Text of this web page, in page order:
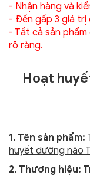
- Nhận hàng và
- Đền gấp 3 giá trị
- Tất cả sản
rõ ràng.
Hoạt
1. Tên sản phẩm:
huyết dưỡng não
2. Thương hiệu: